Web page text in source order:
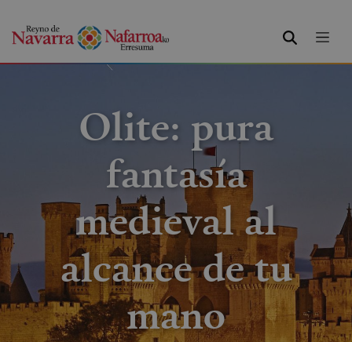
BUSCAR
Olite: pura
fantasía
medieval al
alcance de tu
mano